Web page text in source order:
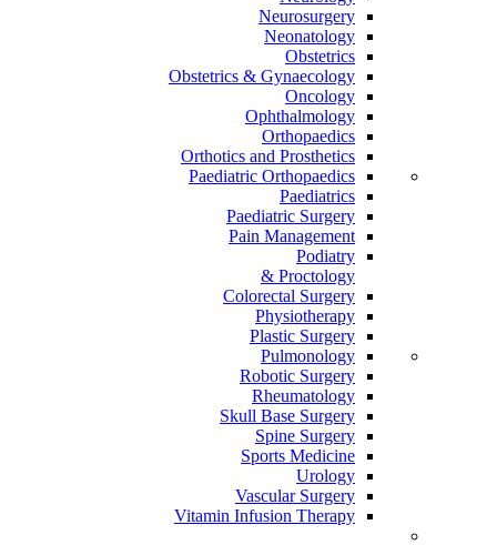
Neurosurgery
Neonatology
Obstetrics
Obstetrics & Gynaecology
Oncology
Ophthalmology
Orthopaedics
Orthotics and Prosthetics
Paediatric Orthopaedics
Paediatrics
Paediatric Surgery
Pain Management
Podiatry
Proctology &
Colorectal Surgery
Physiotherapy
Plastic Surgery
Pulmonology
Robotic Surgery
Rheumatology
Skull Base Surgery
Spine Surgery
Sports Medicine
Urology
Vascular Surgery
Vitamin Infusion Therapy